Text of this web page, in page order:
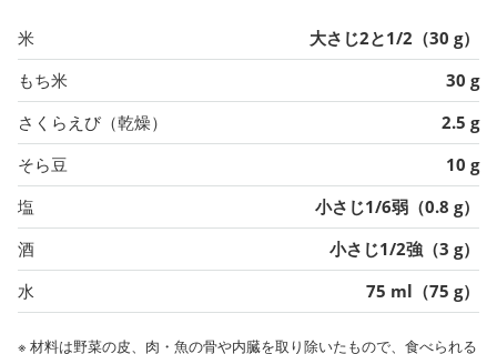
米
大さじ2と1/2（30 g）
もち米
30 g
さくらえび（乾燥）
2.5 g
そら豆
10 g
塩
小さじ1/6弱（0.8 g）
酒
小さじ1/2強（3 g）
水
75 ml（75 g）
※ 材料は野菜の皮、肉・魚の骨や内臓を取り除いたもので、食べられる